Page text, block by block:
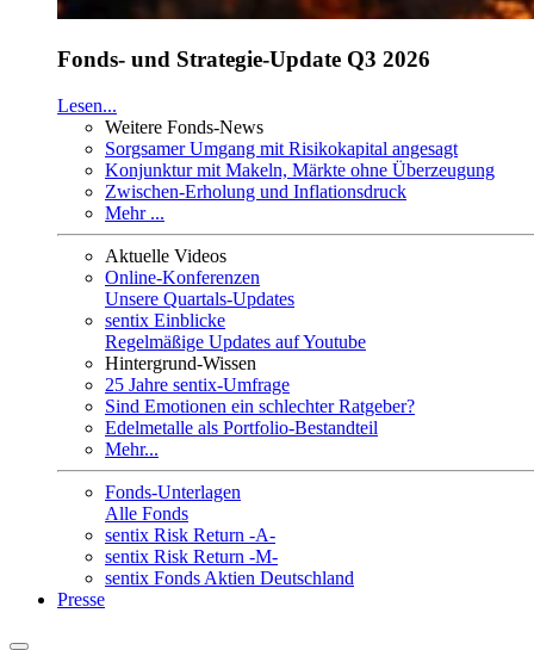
Fonds- und Strategie-Update Q3 2026
Lesen...
Weitere Fonds-News
Sorgsamer Umgang mit Risikokapital angesagt
Konjunktur mit Makeln, Märkte ohne Überzeugung
Zwischen-Erholung und Inflationsdruck
Mehr ...
Aktuelle Videos
Online-Konferenzen
Unsere Quartals-Updates
sentix Einblicke
Regelmäßige Updates auf Youtube
Hintergrund-Wissen
25 Jahre sentix-Umfrage
Sind Emotionen ein schlechter Ratgeber?
Edelmetalle als Portfolio-Bestandteil
Mehr...
Fonds-Unterlagen
Alle Fonds
sentix Risk Return -A-
sentix Risk Return -M-
sentix Fonds Aktien Deutschland
Presse